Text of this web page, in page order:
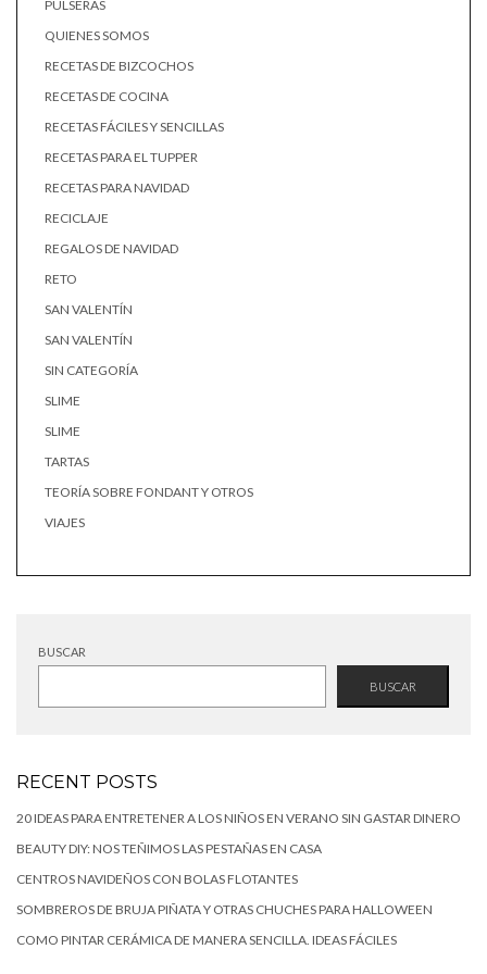
PULSERAS
QUIENES SOMOS
RECETAS DE BIZCOCHOS
RECETAS DE COCINA
RECETAS FÁCILES Y SENCILLAS
RECETAS PARA EL TUPPER
RECETAS PARA NAVIDAD
RECICLAJE
REGALOS DE NAVIDAD
RETO
SAN VALENTÍN
SAN VALENTÍN
SIN CATEGORÍA
SLIME
SLIME
TARTAS
TEORÍA SOBRE FONDANT Y OTROS
VIAJES
BUSCAR
BUSCAR
RECENT POSTS
20 IDEAS PARA ENTRETENER A LOS NIÑOS EN VERANO SIN GASTAR DINERO
BEAUTY DIY: NOS TEÑIMOS LAS PESTAÑAS EN CASA
CENTROS NAVIDEÑOS CON BOLAS FLOTANTES
SOMBREROS DE BRUJA PIÑATA Y OTRAS CHUCHES PARA HALLOWEEN
COMO PINTAR CERÁMICA DE MANERA SENCILLA. IDEAS FÁCILES